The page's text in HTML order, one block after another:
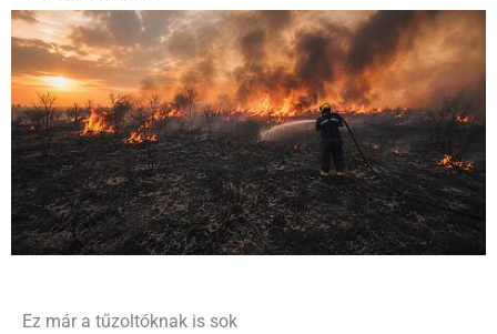
Ez már a tűzoltóknak is sok